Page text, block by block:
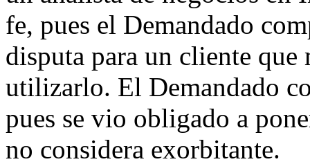
fe, pues el Demandado
disputa para un cliente que
utilizarlo. El Demandado
pues se vio obligado a
no considera exorbitante.